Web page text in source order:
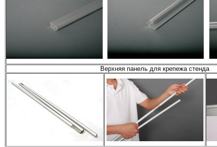
Верхняя панель для крепежа стенда